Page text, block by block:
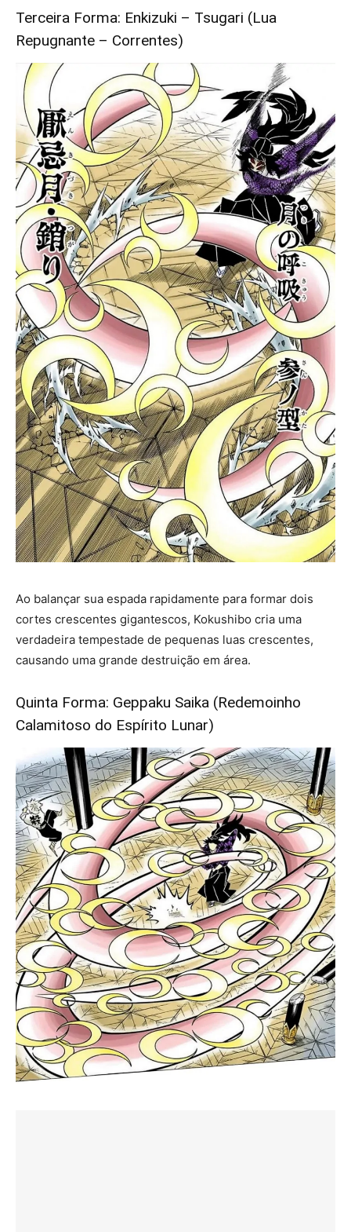
Terceira Forma: Enkizuki – Tsugari (Lua
Repugnante – Correntes)
Ao balançar sua espada rapidamente para formar dois
cortes crescentes gigantescos, Kokushibo cria uma
verdadeira tempestade de pequenas luas crescentes,
causando uma grande destruição em área.
Quinta Forma: Geppaku Saika (Redemoinho
Calamitoso do Espírito Lunar)